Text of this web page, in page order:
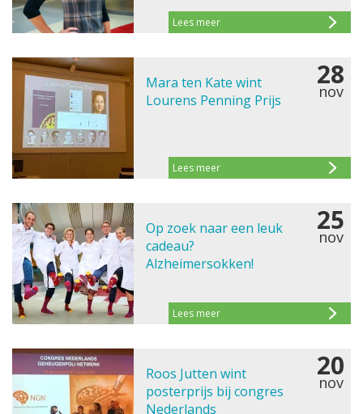
Lees meer
Mara ten Kate wint
Lourens Penning Prijs
28
nov
Lees meer
Op zoek naar een leuk
cadeau?
Alzheimersokken!
25
nov
Lees meer
Roos Jutten wint
posterprijs bij congres
Nederlands
20
nov